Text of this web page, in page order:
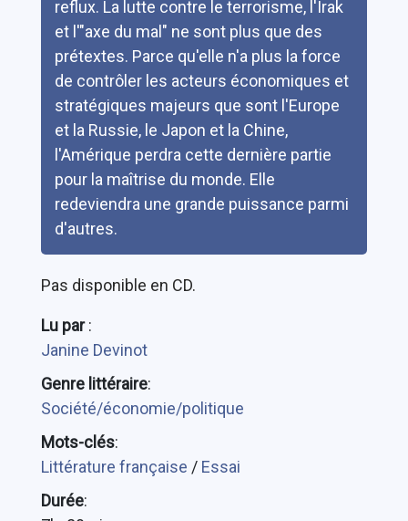
reflux. La lutte contre le terrorisme, l'Irak
et l'"axe du mal" ne sont plus que des
prétextes. Parce qu'elle n'a plus la force
de contrôler les acteurs économiques et
stratégiques majeurs que sont l'Europe
et la Russie, le Japon et la Chine,
l'Amérique perdra cette dernière partie
pour la maîtrise du monde. Elle
redeviendra une grande puissance parmi
d'autres.
Pas disponible en CD.
Lu par:
Janine Devinot
Genre littéraire:
Société/économie/politique
Mots-clés:
Littérature française / Essai
Durée: